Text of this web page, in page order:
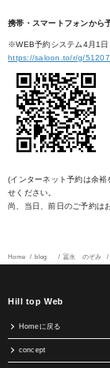
携帯・スマートフォンから
※WEB予約システム4月1日
https://saloon.to/r/g/
(インターネット予約は余
せください。
尚、当日、前日のご予約は
Home blog 冨永 のぞみ
Hill top Web
Homeに戻る
concept